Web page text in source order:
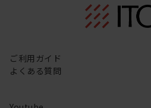
ご利用ガイド
よくある質問